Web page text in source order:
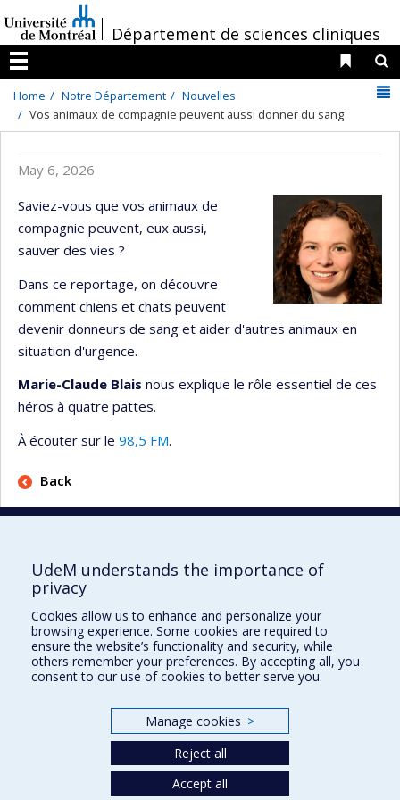
au
contenu
/Département de sciences cliniques
Menu
Liens
Home Notre Département
Nouvelles
Vos animaux de compagnie peuvent aussi donner du sang
May 6, 2026
Saviez-vous que vos animaux de
compagnie peuvent, eux aussi,
sauver des vies ?
Dans ce reportage, on découvre
comment chiens et chats peuvent
devenir donneurs de sang et aider d'autres animaux en
situation d'urgence.
Marie-Claude Blais nous explique le rôle essentiel de ces
héros à quatre pattes.
À écouter sur le 98,5 FM.
Back
Département de sciences cliniques
3200, rue Sicotte
Saint-Hyacinthe (Québec)
J2S 2M2
UdeM understands the importance of
privacy
Cookies allow us to enhance and personalize your
browsing experience. Some cookies are required to
ensure the website’s functionality and security, while
others remember your preferences. By accepting all, you
consent to our use of cookies to better serve you.
Manage cookies >
Reject all
Accept all